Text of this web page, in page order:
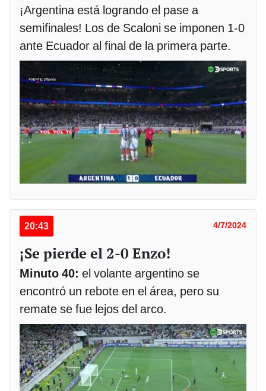
¡Argentina está logrando el pase a
semifinales! Los de Scaloni se imponen 1-0
ante Ecuador al final de la primera parte.
20:43 4/7/2024
¡Se pierde el 2-0 Enzo!
Minuto 40: el volante argentino se
encontró un rebote en el área, pero su
remate se fue lejos del arco.